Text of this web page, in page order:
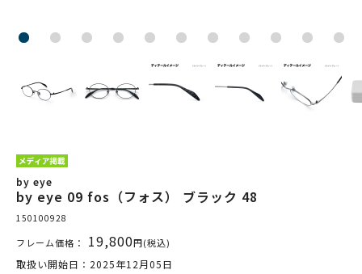
by eye
by eye 09 fos（フォス） ブラック 48
150100928
フレーム価格： 19,800円(税込)
取扱い開始日：2025年12月05日